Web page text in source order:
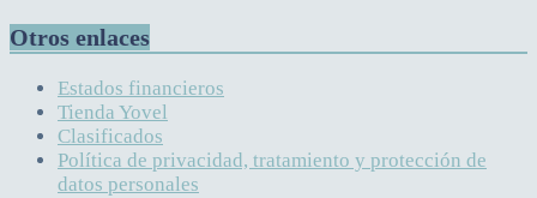
Otros enlaces
Estados financieros
Tienda Yovel
Clasificados
Política de privacidad, tratamiento y protección de
datos personales